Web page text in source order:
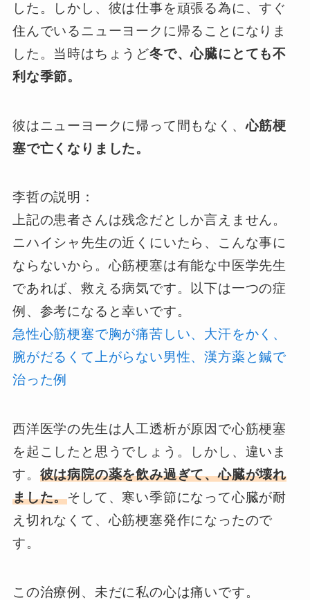
した。しかし、彼は仕事を頑張る為に、すぐ
住んでいるニューヨークに帰ることになりま
した。当時はちょうど冬で、心臓にとても不
利な季節。
彼はニューヨークに帰って間もなく、心筋梗
塞で亡くなりました。
李哲の説明：
上記の患者さんは残念だとしか言えません。
ニハイシャ先生の近くにいたら、こんな事に
ならないから。心筋梗塞は有能な中医学先生
であれば、救える病気です。以下は一つの症
例、参考になると幸いです。
急性心筋梗塞で胸が痛苦しい、大汗をかく、
腕がだるくて上がらない男性、漢方薬と鍼で
治った例
西洋医学の先生は人工透析が原因で心筋梗塞
を起こしたと思うでしょう。しかし、違いま
す。 彼は病院の薬を飲み過ぎて、心臓が壊れ
ました。そして、寒い季節になって心臓が耐
え切れなくて、心筋梗塞発作になったので
す。
この治療例、未だに私の心は痛いです。